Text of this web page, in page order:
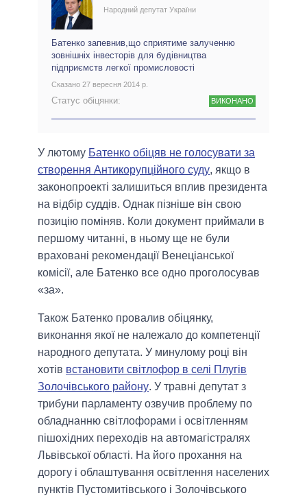
Народний депутат України
Батенко запевнив,що сприятиме залученню
зовнішніх інвесторів для будівництва
підприємств легкої промисловості
Сказано 27 вересня 2014 р.
Статус обіцянки: ВИКОНАНО
У лютому Батенко обіцяв не голосувати за
створення Антикорупційного суду, якщо в
законопроекті залишиться вплив президента
на відбір суддів. Однак пізніше він свою
позицію поміняв. Коли документ приймали в
першому читанні, в ньому ще не були
враховані рекомендації Венеціанської
комісії, але Батенко все одно проголосував
«за».
Також Батенко провалив обіцянку,
виконання якої не належало до компетенції
народного депутата. У минулому році він
хотів встановити світлофор в селі Плугів
Золочівського району. У травні депутат з
трибуни парламенту озвучив проблему по
обладнанню світлофорами і освітленням
пішохідних переходів на автомагістралях
Львівської області. На його прохання на
дорогу і облаштування освітлення населених
пунктів Пустомитівського і Золочівського